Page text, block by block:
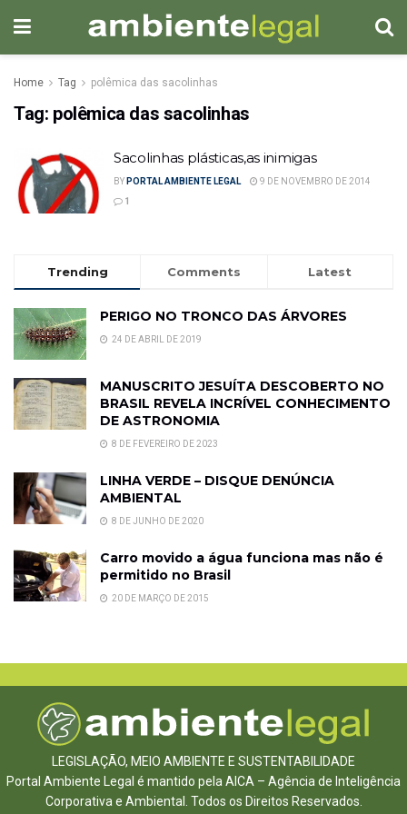
Home Tag polêmica das sacolinhas
Tag: polêmica das sacolinhas
Sacolinhas plásticas,as inimigas
BY PORTAL AMBIENTE LEGAL
9 DE NOVEMBRO DE 2014
1
Trending Comments Latest
PERIGO NO TRONCO DAS ÁRVORES
24 DE ABRIL DE 2019
MANUSCRITO JESUÍTA DESCOBERTO NO
BRASIL REVELA INCRÍVEL CONHECIMENTO
DE ASTRONOMIA
8 DE FEVEREIRO DE 2023
LINHA VERDE – DISQUE DENÚNCIA
AMBIENTAL
8 DE JUNHO DE 2020
Carro movido a água funciona mas não é
permitido no Brasil
20 DE MARÇO DE 2015
LEGISLAÇÃO, MEIO AMBIENTE E SUSTENTABILIDADE
Portal Ambiente Legal é mantido pela AICA – Agência de Inteligência
Corporativa e Ambiental. Todos os Direitos Reservados.